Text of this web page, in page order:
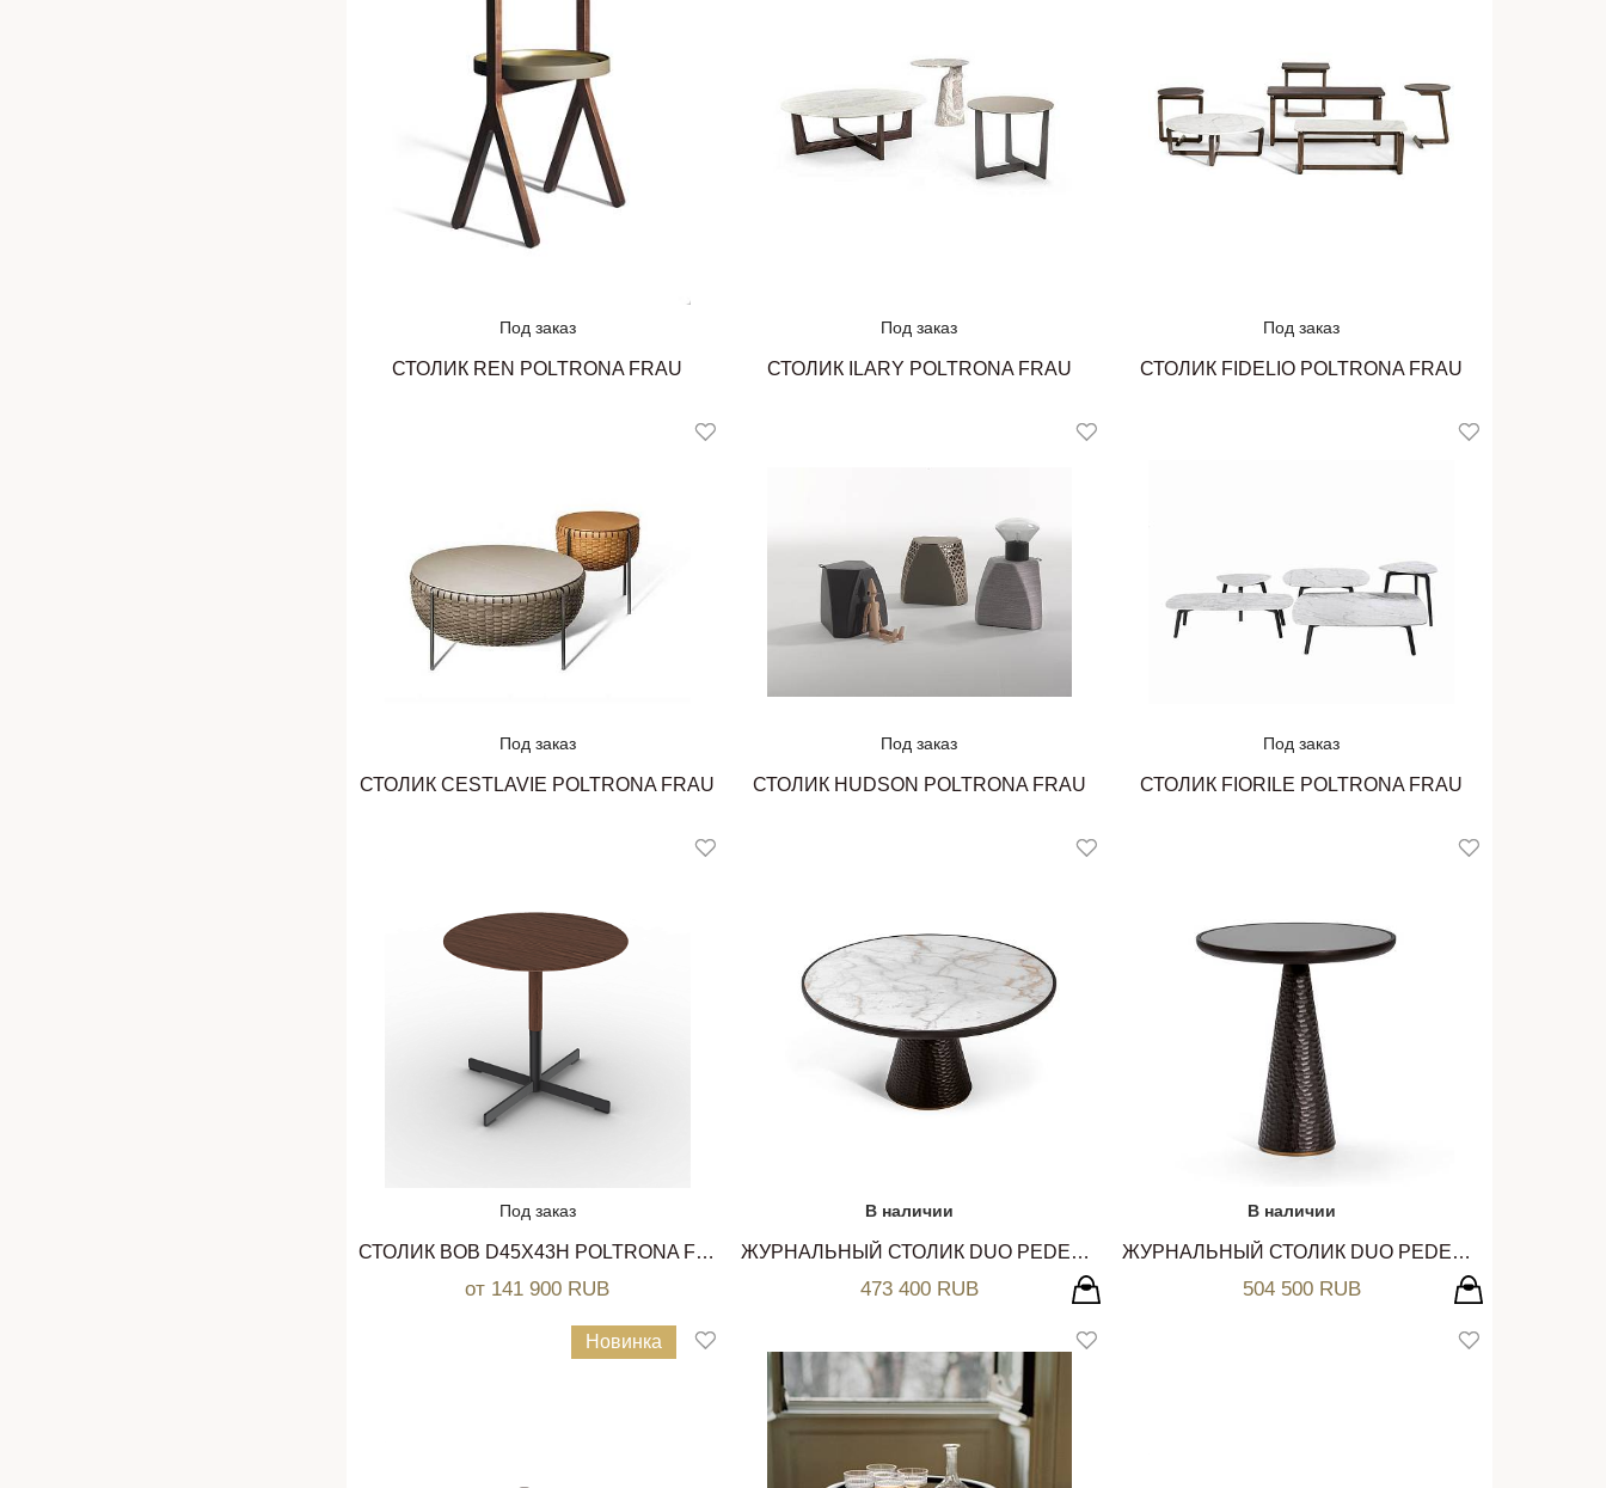
Под заказ
СТОЛИК REN POLTRONA FRAU
Под заказ
СТОЛИК ILARY POLTRONA FRAU
Под заказ
СТОЛИК FIDELIO POLTRONA FRAU
Под заказ
СТОЛИК CESTLAVIE POLTRONA FRAU
Под заказ
СТОЛИК HUDSON POLTRONA FRAU
Под заказ
СТОЛИК FIORILE POLTRONA FRAU
Под заказ
СТОЛИК BOB D45Х43H POLTRONA FRAU
от 141 900 RUB
В наличии
ЖУРНАЛЬНЫЙ СТОЛИК DUO PEDESTAL CECCOTTI COLLEZIONI
473 400 RUB
В наличии
ЖУРНАЛЬНЫЙ СТОЛИК DUO PEDESTAL CECCOTTI COLLEZIONI
504 500 RUB
Новинка